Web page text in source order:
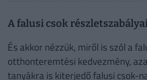
A falusi csok részletszabályai
És akkor nézzük, miről is szól a
otthonteremtési kedvezmény,
tanyákra is kiterjedő falusi csok-